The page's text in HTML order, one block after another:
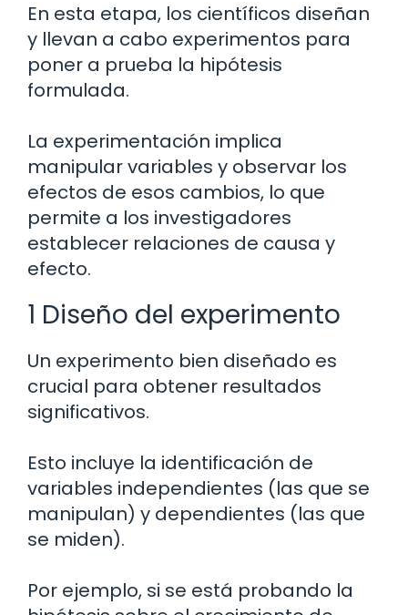
En esta etapa, los científicos diseñan
y llevan a cabo experimentos para
poner a prueba la hipótesis
formulada.
La experimentación implica
manipular variables y observar los
efectos de esos cambios, lo que
permite a los investigadores
establecer relaciones de causa y
efecto.
1 Diseño del experimento
Un experimento bien diseñado es
crucial para obtener resultados
significativos.
Esto incluye la identificación de
variables independientes (las que se
manipulan) y dependientes (las que
se miden).
Por ejemplo, si se está probando la